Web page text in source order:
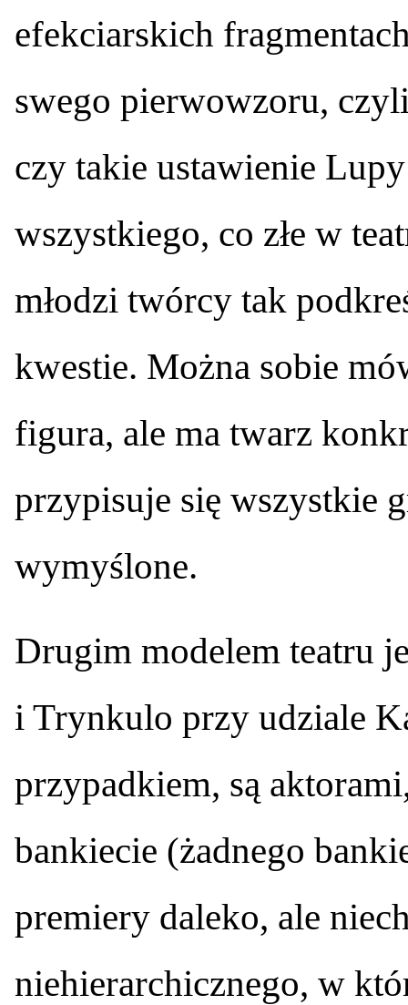
efekciarskich
swego pierwowzoru,
czy takie ustawienie
wszystkiego, co złe w
młodzi twórcy tak
kwestie. Można sobie
figura, ale ma twarz
przypisuje się wszystkie
wymyślone.
Drugim modelem teatru
i Trynkulo przy udziale
przypadkiem, są
bankiecie (żadnego
premiery daleko, ale
niehierarchicznego, w